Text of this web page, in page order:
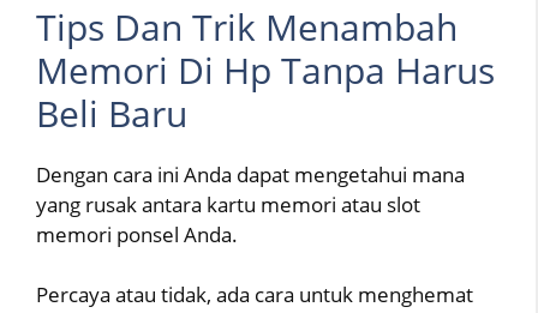
Tips Dan Trik Menambah
Memori Di Hp Tanpa Harus
Beli Baru
Dengan cara ini Anda dapat mengetahui mana
yang rusak antara kartu memori atau slot
memori ponsel Anda.
Percaya atau tidak, ada cara untuk menghemat